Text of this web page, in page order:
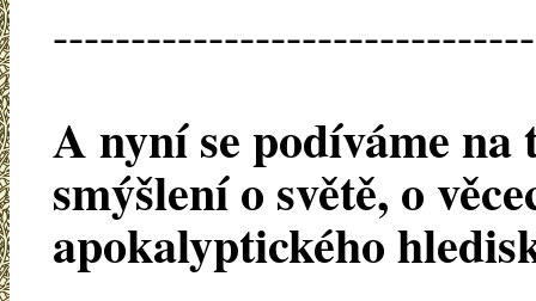
A nyní se podíváme
smýšlení o světě, o
apokalyptického